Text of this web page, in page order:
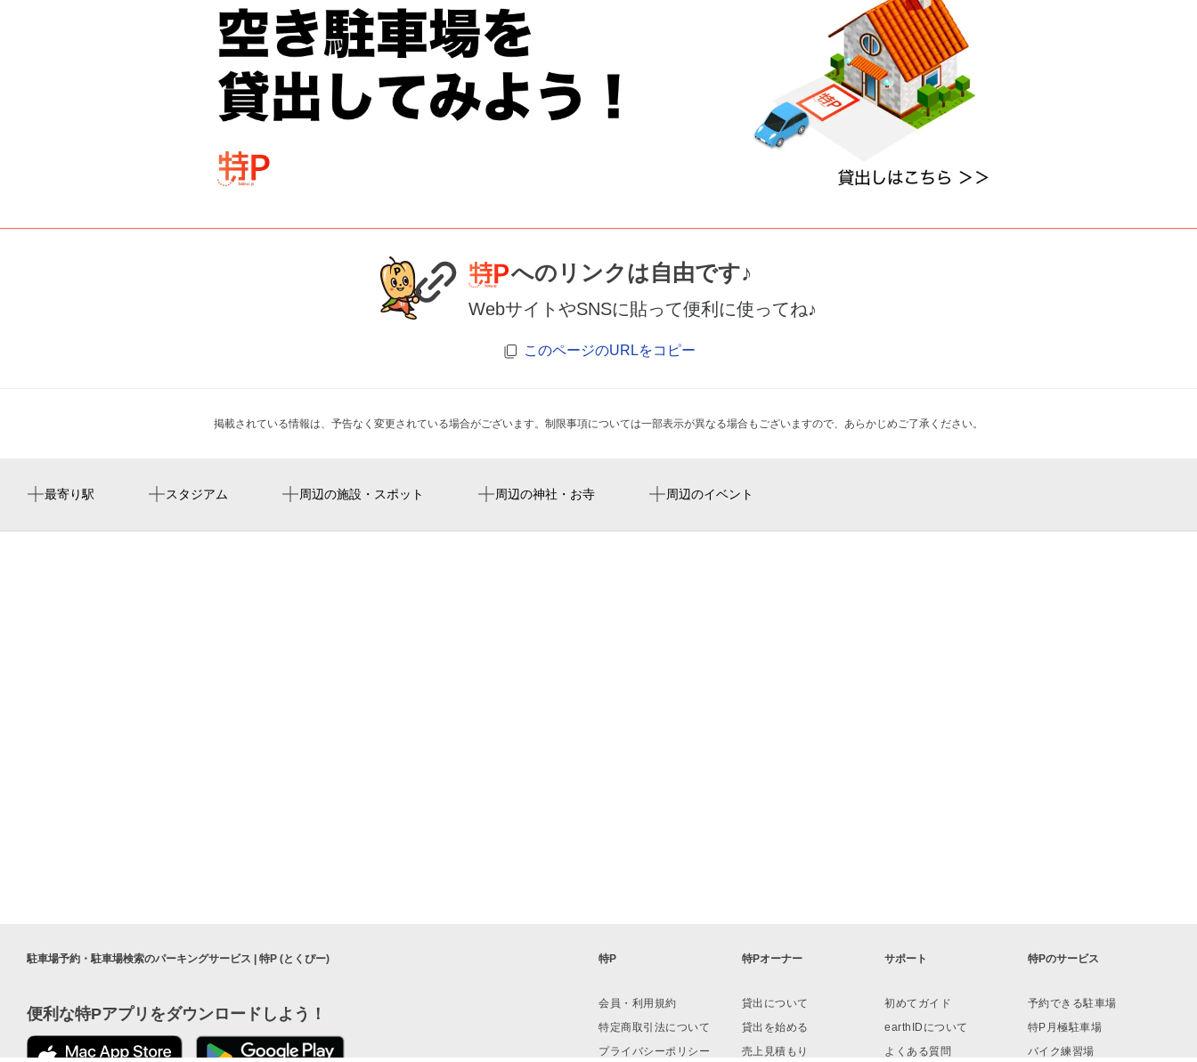
へのリンクは自由です♪
WebサイトやSNSに貼って便利に使ってね♪
このページのURLをコピー
掲載されている情報は、予告なく変更されている場合がございます。制限事項については一部表示が異なる場合もございますので、あらかじめご了承ください。
最寄り駅 スタジアム 周辺の施設・スポット 周辺の神社・お寺 周辺のイベント
江坂駅 豊津駅
周辺にスタジアムが見つかりませんでした。
第2サニーストンホテル
ローソン 吹田江坂町一丁目店
春日神社
周辺にイベントが見つかりませんでした。
駐車場予約・駐車場検索のパーキングサービス | 特P (とくぴー)
便利な特Pアプリをダウンロードしよう！
特P
会員・利用規約
特定商取引法について
プライバシーポリシー
特Pオーナー
貸出について
貸出を始める
売上見積もり
サポート
初めてガイド
earthIDについて
よくある質問
特Pのサービス
予約できる駐車場
特P月極駐車場
バイク練習場